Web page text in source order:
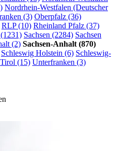
Nordrhein-Westfalen (Deutscher
(3) Oberpfalz (36)
RLP (10) Rheinland Pfalz (37)
Sachsen (2284) Sachsen
(2) Sachsen-Anhalt (870)
Schleswig Holstein (6) Schleswig-
Tirol (15) Unterfranken (3)